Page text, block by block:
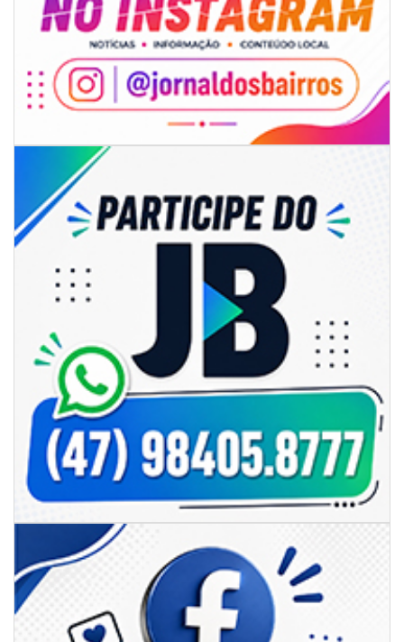
05/08/2026 | 07:00
Rede Municipal de Ensino inicia entrega de novos uniformes para
merendeiras
GERAL
05/08/2026 | 07:00
Sorveteria do Norte de SC expande e abre primeira unidade em
Florianópolis
GERAL